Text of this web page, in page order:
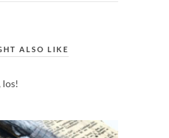
ALSO LIKE
los!